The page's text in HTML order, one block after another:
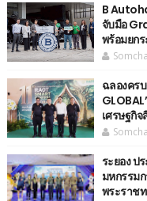
B
จับมือ
พร้อมยก
ฉลองครบ
เศรษฐกิ
ระยอง ป
มหกรรม
พระราช